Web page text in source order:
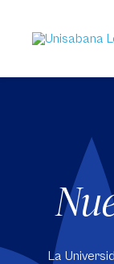
contenido
principal
La